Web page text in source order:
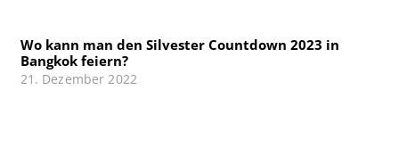
Wo kann man den Silvester Countdown 2023 in
Bangkok feiern?
21. Dezember 2022